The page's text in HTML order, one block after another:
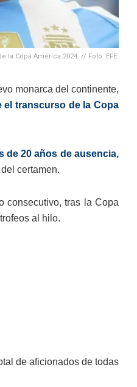
la Copa América 2024. // Foto: EFE.
monarca del continente,
el transcurso de la Copa
de 20 años de ausencia,
certamen.
consecutivo, tras la Copa
al hilo.
de aficionados de todas